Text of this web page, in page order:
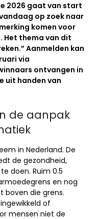
2026 gaat van start
op zoek naar
komen voor
Het thema van dit
Aanmelden kan
via
ontvangen in
uit handen van
de aanpak
in Nederland. De
de gezondheid,
doen. Ruim 0.5
en nog
boven die grens.
of
mensen niet de